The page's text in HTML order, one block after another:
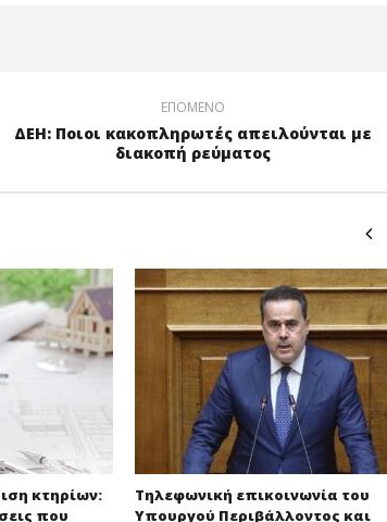
ΕΠΌΜΕΝΟ
ΔΕΗ: Ποιοι κακοπληρωτές απειλούνται με
διακοπή ρεύματος
κτηρίων:
που
Τηλεφωνική επικοινωνία του
Υπουργού Περιβάλλοντος και